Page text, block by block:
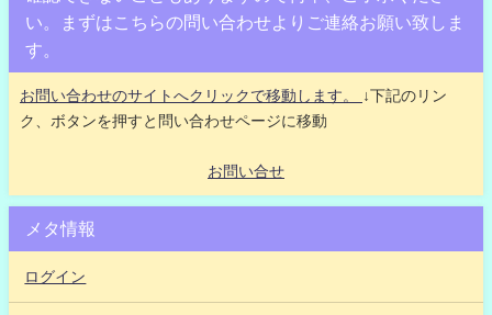
い。まずはこちらの問い合わせよりご連絡お願い致しま
す。
お問い合わせのサイトへクリックで移動します。
↓下記のリン
ク、ボタンを押すと問い合わせページに移動
お問い合せ
メタ情報
ログイン